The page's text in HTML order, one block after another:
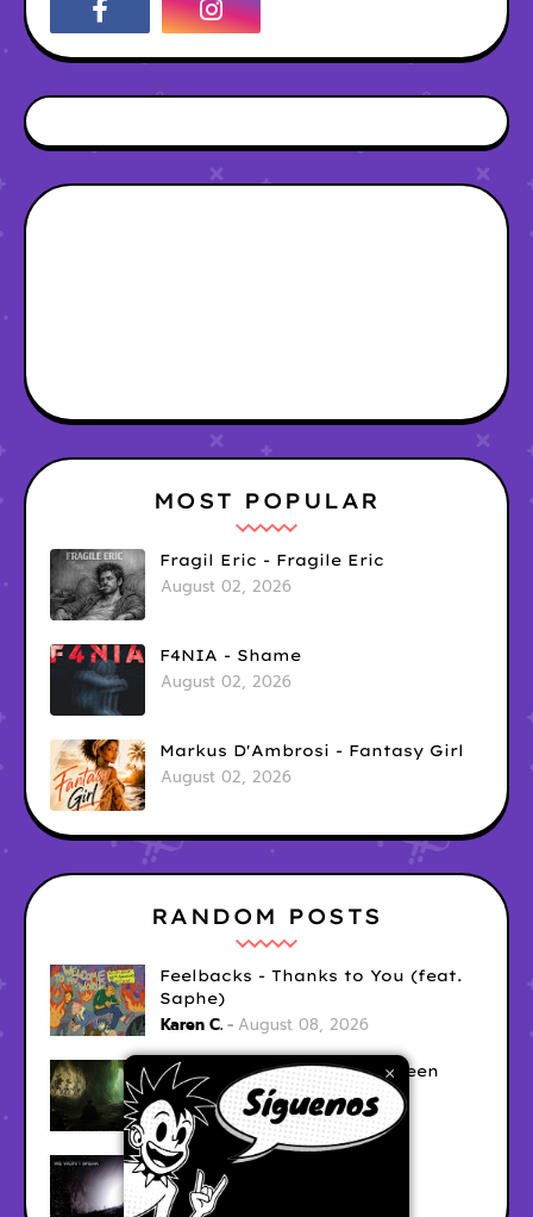
×
MOST POPULAR
Fragil Eric - Fragile Eric
August 02, 2026
F4NIA - Shame
August 02, 2026
Markus D'Ambrosi - Fantasy Girl
August 02, 2026
RANDOM POSTS
Feelbacks - Thanks to You (feat.
Saphe)
Karen C. August 08, 2026
MAXSIMUL - Out of the Green
Karen C. August 08, 2026
Modules - We Wont Break
Unknown